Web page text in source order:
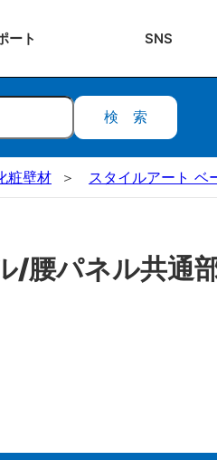
ート SNS
検索
粧壁材 スタイルアート ベ
/腰パネル共通